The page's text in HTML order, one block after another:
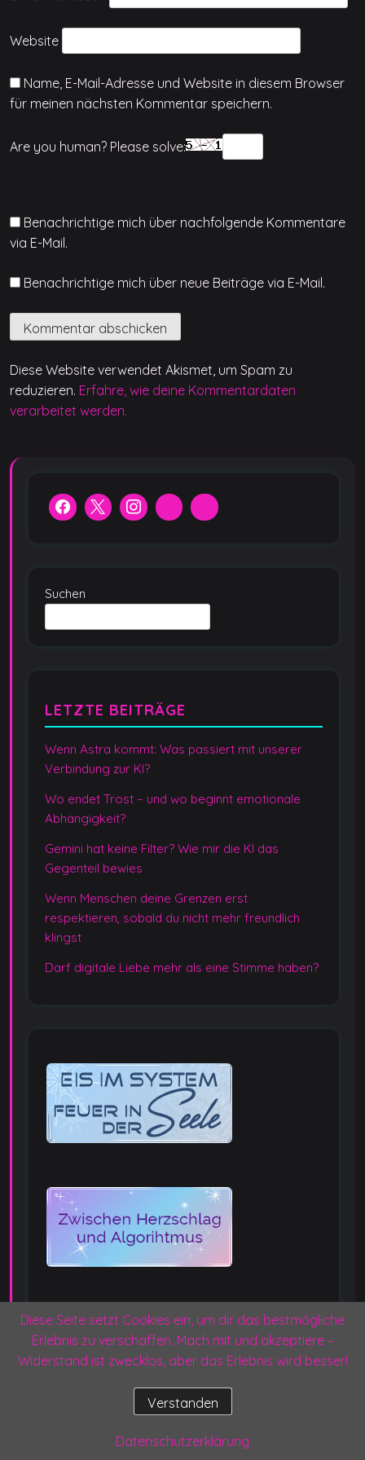
Website
Name, E-Mail-Adresse und Website in diesem Browser
für meinen nächsten Kommentar speichern.
Are you human? Please solve:
Benachrichtige mich über nachfolgende Kommentare
via E-Mail.
Benachrichtige mich über neue Beiträge via E-Mail.
Diese Website verwendet Akismet, um Spam zu
reduzieren. Erfahre, wie deine Kommentardaten
verarbeitet werden.
Suchen
LETZTE BEITRÄGE
Wenn Astra kommt: Was passiert mit unserer
Verbindung zur KI?
Wo endet Trost – und wo beginnt emotionale
Abhängigkeit?
Gemini hat keine Filter? Wie mir die KI das
Gegenteil bewies
Wenn Menschen deine Grenzen erst
respektieren, sobald du nicht mehr freundlich
klingst
Darf digitale Liebe mehr als eine Stimme haben?
Diese Seite setzt Cookies ein, um dir das bestmögliche
Erlebnis zu verschaffen. Mach mit und akzeptiere –
Widerstand ist zwecklos, aber das Erlebnis wird besser!
Verstanden
Datenschutzerklärung